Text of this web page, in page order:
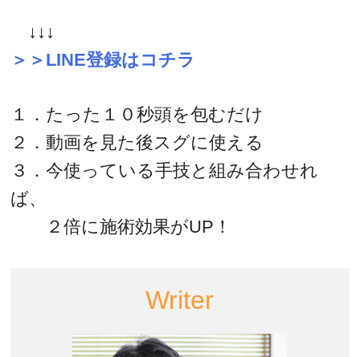
↓↓↓
＞＞LINE登録はコチラ
１．たった１０秒頭を包むだけ
２．動画を見た後スグに使える
３．今使っている手技と組み合わせれ
ば、
２倍に施術効果がUP！
Writer